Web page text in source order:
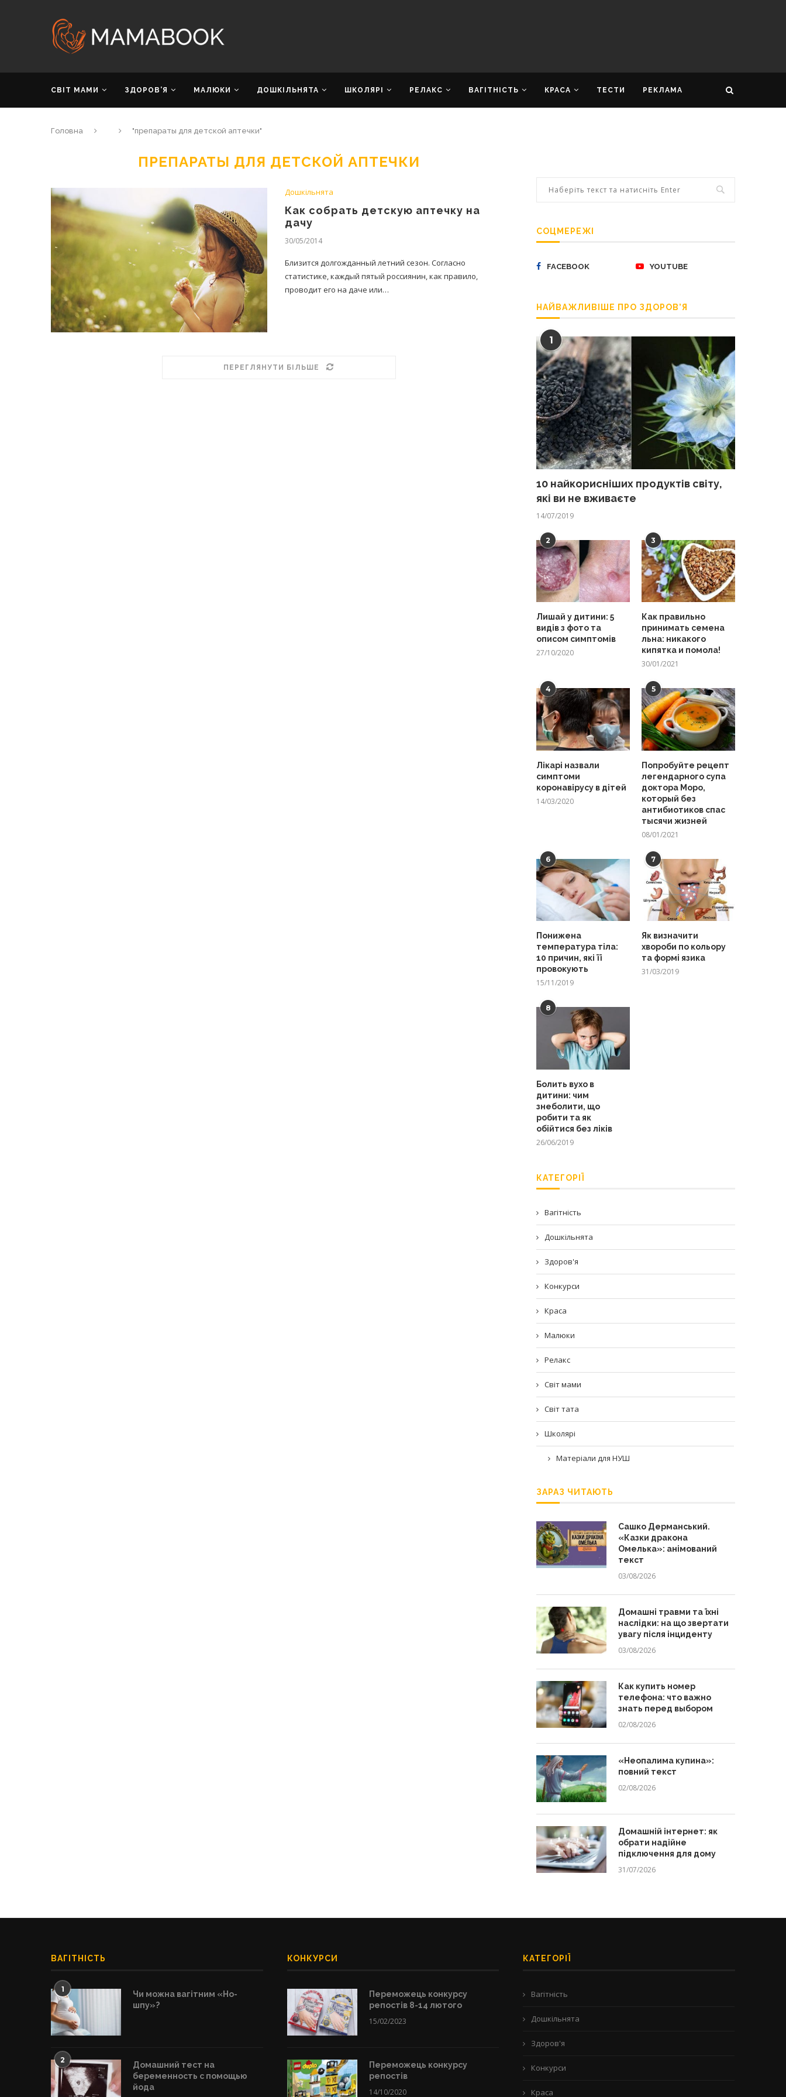
СВІТ МАМИ ЗДОРОВ’Я МАЛЮКИ ДОШКІЛЬНЯТА ШКОЛЯРІ РЕЛАКС ВАГІТНІСТЬ КРАСА ТЕСТИ РЕКЛАМА
Головна "препараты для детской аптечки"
ПРЕПАРАТЫ ДЛЯ ДЕТСКОЙ АПТЕЧКИ
Дошкільнята
Как собрать детскую аптечку на
дачу
30/05/2014
Близится долгожданный летний сезон. Согласно
статистике, каждый пятый россиянин, как правило,
проводит его на даче или…
ПЕРЕГЛЯНУТИ БІЛЬШЕ
СОЦМЕРЕЖІ
FACEBOOK YOUTUBE
НАЙВАЖЛИВІШЕ ПРО ЗДОРОВ’Я
1
10 найкорисніших продуктів світу,
які ви не вживаєте
14/07/2019
2
Лишай у дитини: 5
видів з фото та
описом симптомів
27/10/2020
3
Как правильно
принимать семена
льна: никакого
кипятка и помола!
30/01/2021
4
Лікарі назвали
симптоми
коронавірусу в дітей
14/03/2020
5
Попробуйте рецепт
легендарного супа
доктора Моро,
который без
антибиотиков спас
тысячи жизней
08/01/2021
6
Понижена
температура тіла:
10 причин, які її
провокують
15/11/2019
7
Як визначити
хвороби по кольору
та формі язика
31/03/2019
8
Болить вухо в
дитини: чим
знеболити, що
робити та як
обійтися без ліків
26/06/2019
КАТЕГОРІЇ
Вагітність
Дошкільнята
Здоров'я
Конкурси
Краса
Малюки
Релакс
Світ мами
Світ тата
Школярі
Матеріали для НУШ
ЗАРАЗ ЧИТАЮТЬ
Сашко Дерманський.
«Казки дракона
Омелька»: анімований
текст
03/08/2026
Домашні травми та їхні
наслідки: на що звертати
увагу після інциденту
03/08/2026
Как купить номер
телефона: что важно
знать перед выбором
02/08/2026
«Неопалима купина»:
повний текст
02/08/2026
Домашній інтернет: як
обрати надійне
підключення для дому
31/07/2026
ВАГІТНІСТЬ
1
Чи можна вагітним «Но-
шпу»?
2
Домашний тест на
беременность с помощью
йода
КОНКУРСИ
Переможець конкурсу
репостів 8-14 лютого
15/02/2023
Переможець конкурсу
репостів
14/10/2020
КАТЕГОРІЇ
Вагітність
Дошкільнята
Здоров'я
Конкурси
Краса